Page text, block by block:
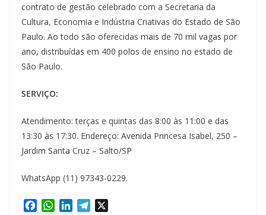
contrato de gestão celebrado com a Secretaria da
Cultura, Economia e Indústria Criativas do Estado de São
Paulo. Ao todo são oferecidas mais de 70 mil vagas por
ano, distribuídas em 400 polos de ensino no estado de
São Paulo.
SERVIÇO:
Atendimento: terças e quintas das 8:00 às 11:00 e das
13:30 às 17:30. Endereço: Avenida Princesa Isabel, 250 –
Jardim Santa Cruz – Salto/SP
WhatsApp (11) 97343-0229.
W